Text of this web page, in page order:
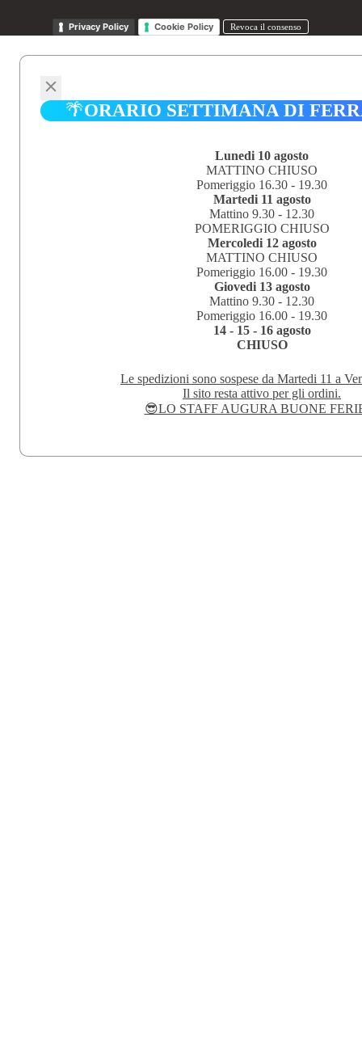
Privacy Policy Cookie Policy Revoca il consenso
🌴ORARIO SETTIMANA DI
Lunedi 10 agosto
MATTINO CHIUSO
Pomeriggio 16.30 - 19.30
Martedi 11 agosto
Mattino 9.30 - 12.30
POMERIGGIO CHIUSO
Mercoledi 12 agosto
MATTINO CHIUSO
Pomeriggio 16.00 - 19.30
Giovedi 13 agosto
Mattino 9.30 - 12.30
Pomeriggio 16.00 - 19.30
14 - 15 - 16 agosto
CHIUSO
Le spedizioni sono sospese da Martedi 11 a
Il sito resta attivo per gli ordini.
😎LO STAFF AUGURA BUONE